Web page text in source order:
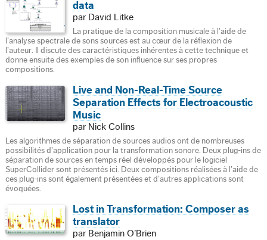
data
par David Litke
La pratique de la composition musicale à l’aide de
l’analyse spectrale de sons sources est au cœur de la réflexion de
l’auteur. Il discute des caractéristiques inhérentes à cette technique et
donne ensuite des exemples de son influence sur ses propres
compositions.
Live and Non-Real-Time Source
Separation Effects for Electroacoustic
Music
par Nick Collins
Les algorithmes de séparation de sources audios ont de nombreuses
possibilités d’application pour la transformation sonore. Deux plug-ins de
séparation de sources en temps réel développés pour le logiciel
SuperCollider sont présentés ici. Deux compositions réalisées à l’aide de
ces plug-ins sont également présentées et d’autres applications sont
évoquées.
Lost in Transformation: Composer as
translator
par Benjamin O’Brien